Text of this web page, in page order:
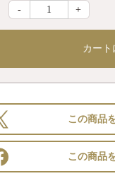
- +
カート
この商品
この商品